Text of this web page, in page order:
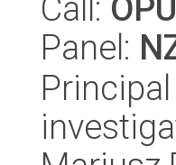
Call:
Panel:
Principal